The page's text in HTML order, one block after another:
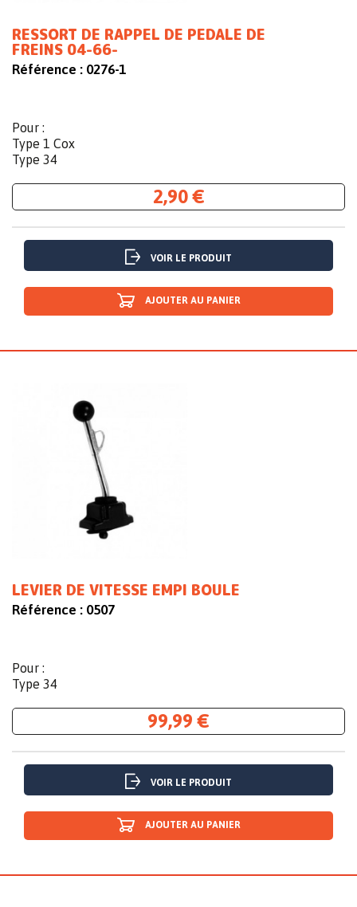
RESSORT DE RAPPEL DE PEDALE DE
FREINS 04-66-
Référence : 0276-1
Pour :
Type 1 Cox
Type 34
2,90 €
VOIR LE PRODUIT
AJOUTER AU PANIER
LEVIER DE VITESSE EMPI BOULE
Référence : 0507
Pour :
Type 34
99,99 €
VOIR LE PRODUIT
AJOUTER AU PANIER